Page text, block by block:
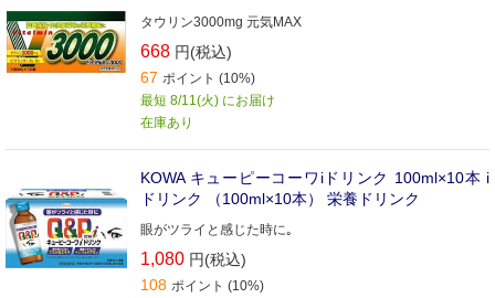
タウリン3000mg 元気MAX
668 円(税込)
67 ポイント (10%)
最短 8/11(火) にお届け
在庫あり
KOWA キューピーコーワiドリンク 100ml×10本 i
ドリンク （100ml×10本） 栄養ドリンク
眼がツライと感じた時に｡
1,080 円(税込)
108 ポイント (10%)